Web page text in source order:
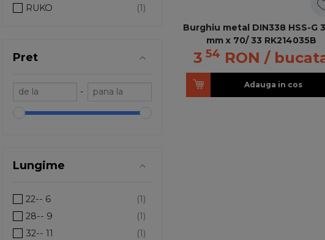
RUKO
Pret
-
Lungime
22-- 6
28-- 9
32-- 11
Burghiu metal DIN338 HSS-G
mm x 70/ 33 RK214035B
3 54 RON /
Adauga in cos